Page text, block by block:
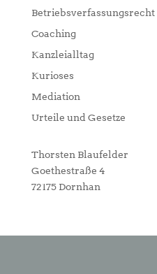
Betriebsverfassungsrecht
Coaching
Kanzleialltag
Kurioses
Mediation
Urteile und Gesetze
Thorsten Blaufelder
Goethestraße 4
72175 Dornhan